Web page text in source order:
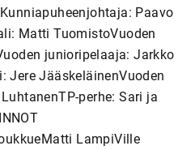
Paavo
Matti TuomistoVuoden
junioripelaaja: Jarkko
Jere JääskeläinenVuoden
perhe: Sari ja
LampiVille